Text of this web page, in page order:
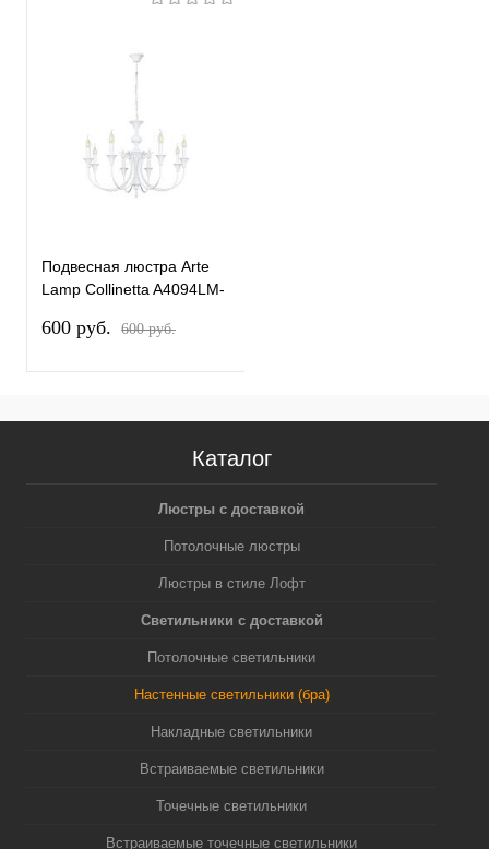
Подвесная люстра Arte
Lamp Collinetta A4094LM-
600 pуб. 600 pуб.
Каталог
Люстры с доставкой
Потолочные люстры
Люстры в стиле Лофт
Светильники с доставкой
Потолочные светильники
Настенные светильники (бра)
Накладные светильники
Встраиваемые светильники
Точечные светильники
Встраиваемые точечные светильники